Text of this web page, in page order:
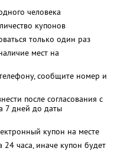
человека
купонов
только один раз
мест на
сообщите номер и
после согласования с
7 дней до даты
купон на месте
часа, иначе купон будет